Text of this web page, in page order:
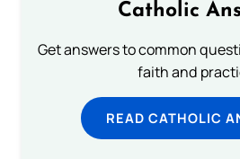
Catholic
Get answers to common
faith and
READ CATHOLIC